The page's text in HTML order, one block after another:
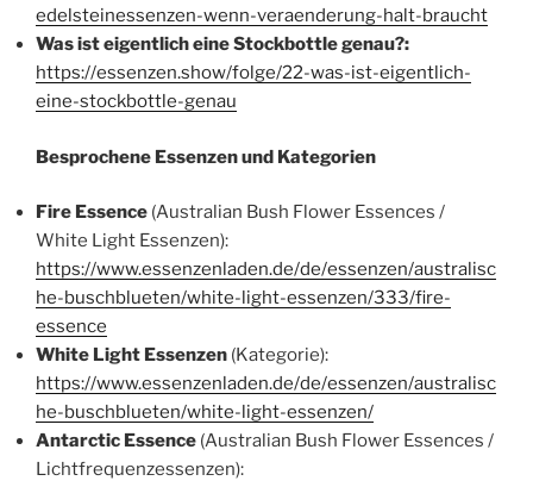
edelsteinessenzen-wenn-veraenderung-halt-braucht
Was ist eigentlich eine Stockbottle genau?:
https://essenzen.show/folge/22-was-ist-eigentlich-
eine-stockbottle-genau
Besprochene Essenzen und Kategorien
Fire Essence (Australian Bush Flower Essences /
White Light Essenzen):
https://www.essenzenladen.de/de/essenzen/australisc
he-buschblueten/white-light-essenzen/333/fire-
essence
White Light Essenzen (Kategorie):
https://www.essenzenladen.de/de/essenzen/australisc
he-buschblueten/white-light-essenzen/
Antarctic Essence (Australian Bush Flower Essences /
Lichtfrequenzessenzen):